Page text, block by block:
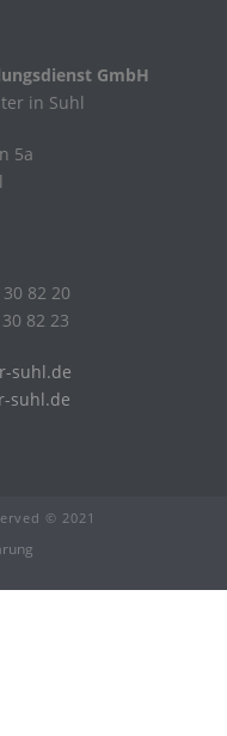
GmbH
in Suhl
5a
82 20
82 23
suhl.de
suhl.de
© 2021